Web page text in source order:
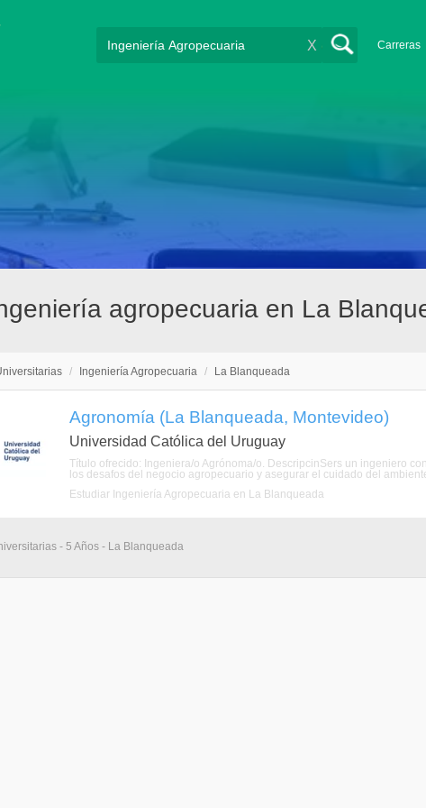
Carreras
X
agropecuaria en La
/ Ingeniería Agropecuaria / La Blanqueada
Agronomía (La Blanqueada, Montevideo)
Universidad Católica del Uruguay
Título ofrecido: Ingeniera/o Agrónoma/o. DescripcinSers un ingeniero
los desafos del negocio agropecuario y asegurar el cuidado del
Estudiar Ingeniería Agropecuaria en La Blanqueada
- 5 Años - La Blanqueada